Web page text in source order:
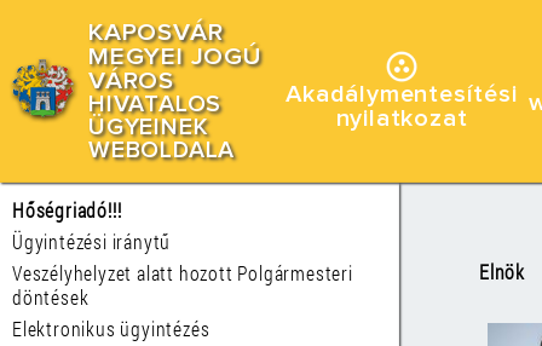
KAPOSVÁR
MEGYEI JOGÚ
VÁROS
HIVATALOS
ÜGYEINEK
WEBOLDALA
Akadálymentesítési
nyilatkozat
Hőségriadó!!!
Ügyintézési iránytű
Veszélyhelyzet alatt hozott Polgármesteri
döntések
Elektronikus ügyintézés
Elnök